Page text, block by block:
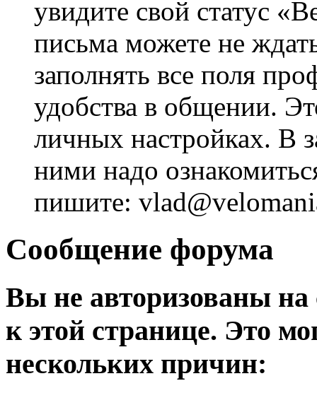
увидите свой статус
письма можете не
заполнять все поля
удобства в общении.
личных настройках. В
ними надо
пишите:
Сообщение форума
Вы не авторизованы на
к этой странице. Это
нескольких причин: